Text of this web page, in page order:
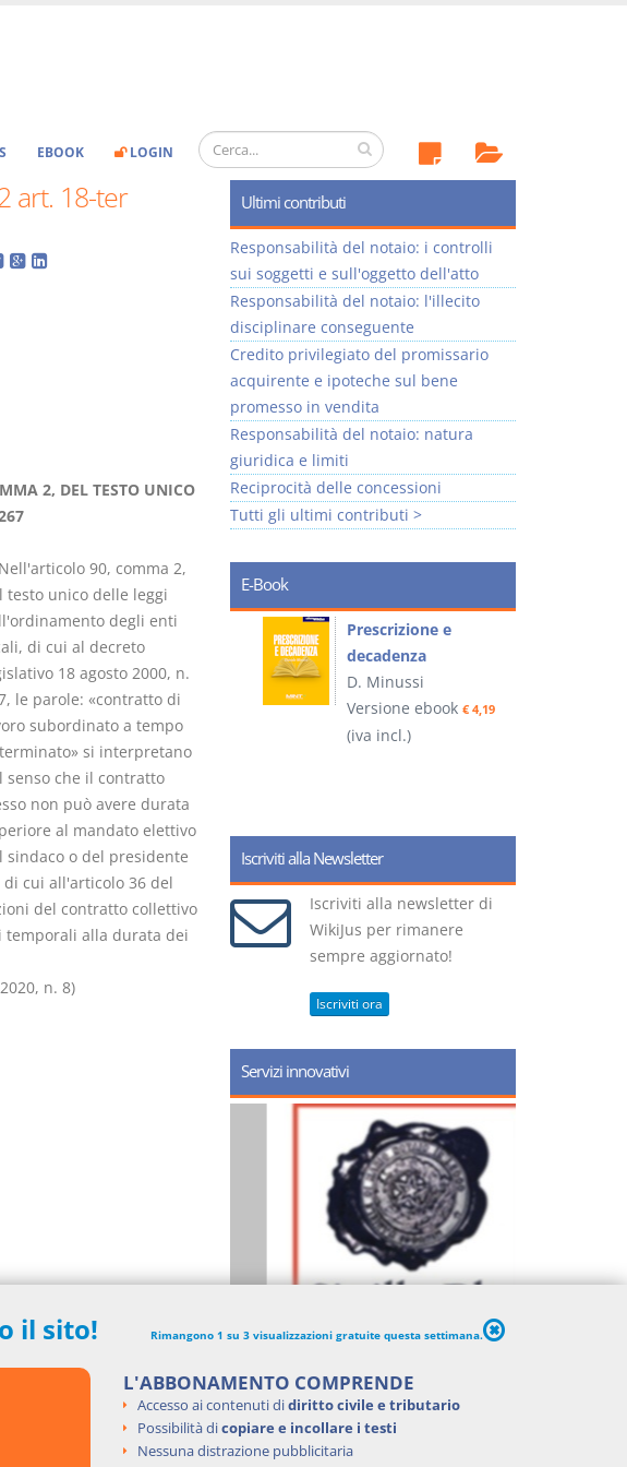
EBOOK LOGIN
art. 18-ter
2, DEL TESTO UNICO
90, comma 2,
testo unico delle leggi
degli enti
di cui al decreto
18 agosto 2000, n.
le parole: «contratto di
subordinato a tempo
si interpretano
senso che il contratto
non può avere durata
al mandato elettivo
sindaco o del presidente
cui all'articolo 36 del
del contratto collettivo
temporali alla durata dei
n. 8)
Ultimi contributi
Responsabilità del notaio: i controlli
sui soggetti e sull'oggetto dell'atto
Responsabilità del notaio: l'illecito
disciplinare conseguente
Credito privilegiato del promissario
acquirente e ipoteche sul bene
promesso in vendita
Responsabilità del notaio: natura
giuridica e limiti
Reciprocità delle concessioni
Tutti gli ultimi contributi >
E-Book
Usufrutto Uso e
Abitazione
D. Minussi
Versione ebook € 4,19
(iva incl.)
Prescrizione e
decadenza
D. Minussi
Versione ebook€ 4,19
(iva incl.)
Iscriviti alla Newsletter
Iscriviti alla newsletter di
WikiJus per rimanere
sempre aggiornato!
Iscriviti ora
Servizi innovativi
il sito! Rimangono 1 su 3 visualizzazioni gratuite questa settimana.
L'ABBONAMENTO COMPRENDE
Accesso ai contenuti didiritto civile e tributario
Possibilità dicopiare e incollare i testi
Nessuna distrazione pubblicitaria